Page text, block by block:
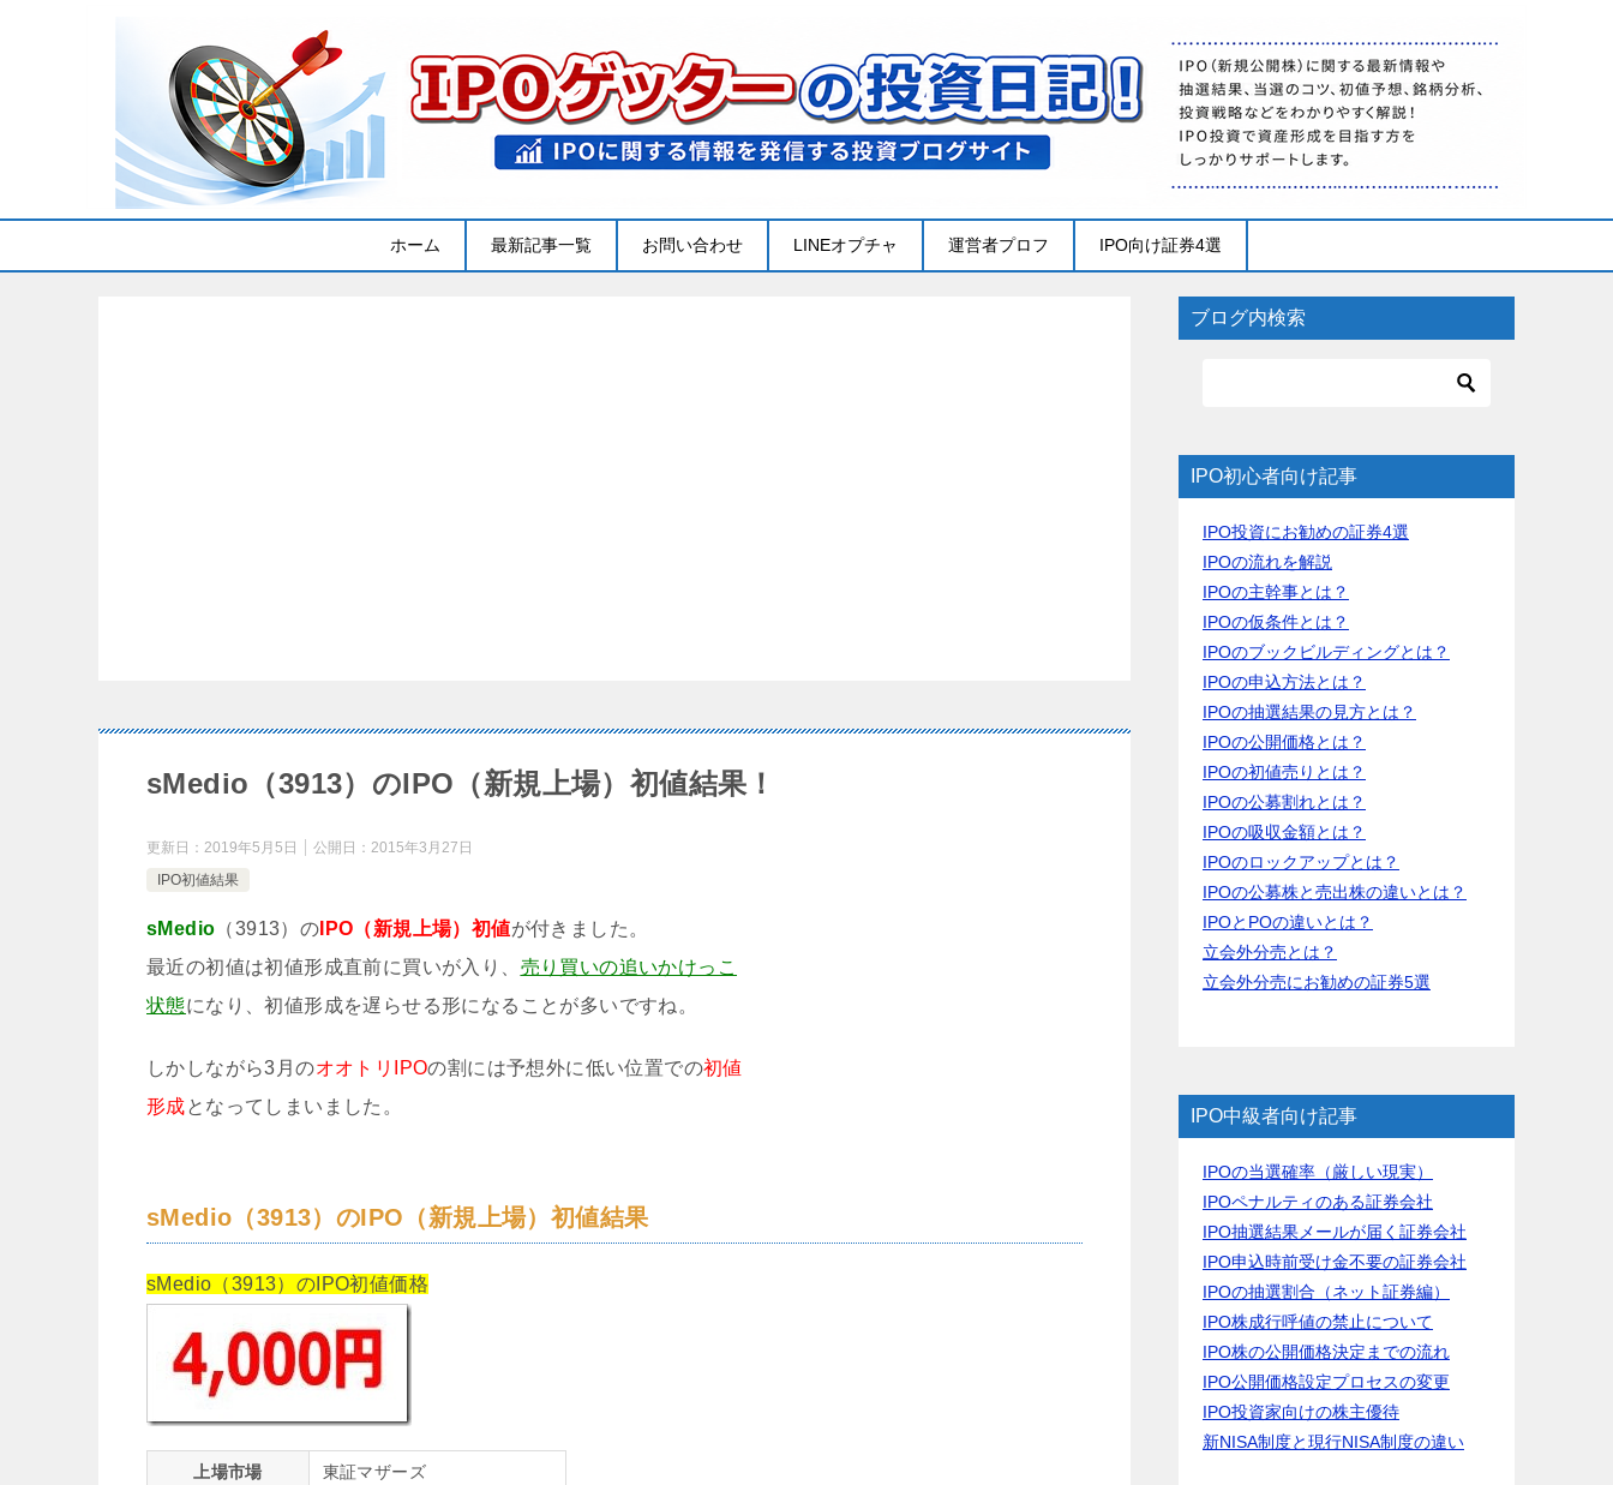
ホーム 最新記事一覧 お問い合わせ LINEオプチャ 運営者プロフ IPO向け証券4選
sMedio（3913）のIPO（新規上場）初値結果！
更新日： 2019年5月5日 公開日： 2015年3月27日
IPO初値結果
sMedio （3913）の IPO（新規上場）初値が付きました。
最近の初値は初値形成直前に買いが入り、 売り買いの追いかけっこ
状態になり、初値形成を遅らせる形になることが多いですね。
しかしながら3月のオオトリIPOの割には予想外に低い位置での初値
形成となってしまいました。
sMedio（3913）のIPO（新規上場）初値結果
sMedio（3913）のIPO初値価格
上場市場 東証マザーズ
ブログ内検索
IPO初心者向け記事
IPO投資にお勧めの証券4選
IPOの流れを解説
IPOの主幹事とは？
IPOの仮条件とは？
IPOのブックビルディングとは？
IPOの申込方法とは？
IPOの抽選結果の見方とは？
IPOの公開価格とは？
IPOの初値売りとは？
IPOの公募割れとは？
IPOの吸収金額とは？
IPOのロックアップとは？
IPOの公募株と売出株の違いとは？
IPOとPOの違いとは？
立会外分売とは？
立会外分売にお勧めの証券5選
IPO中級者向け記事
IPOの当選確率（厳しい現実）
IPOペナルティのある証券会社
IPO抽選結果メールが届く証券会社
IPO申込時前受け金不要の証券会社
IPOの抽選割合（ネット証券編）
IPO株成行呼値の禁止について
IPO株の公開価格決定までの流れ
IPO公開価格設定プロセスの変更
IPO投資家向けの株主優待
新NISA制度と現行NISA制度の違い